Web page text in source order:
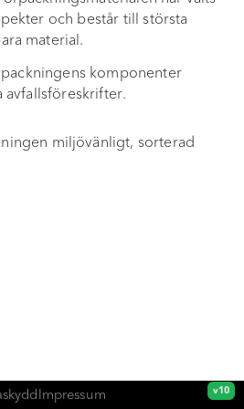
och består till största
material.
komponenter
avfallsföreskrifter.
miljövänligt, sorterad
Impressum